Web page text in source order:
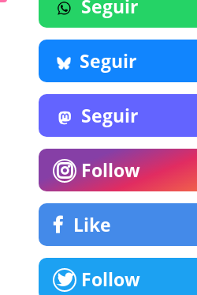
Seguir
Seguir
Seguir
Follow
Like
Follow